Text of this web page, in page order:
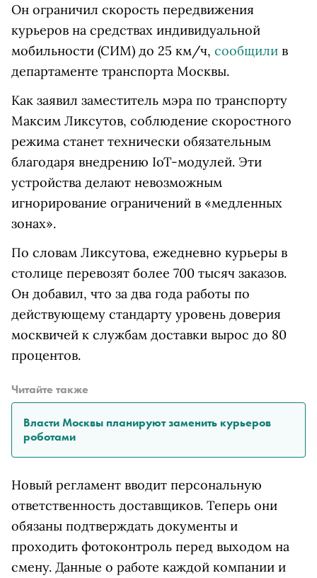
Он ограничил скорость передвижения
курьеров на средствах индивидуальной
мобильности (СИМ) до 25 км/ч, сообщили в
департаменте транспорта Москвы.
Как заявил заместитель мэра по транспорту
Максим Ликсутов, соблюдение скоростного
режима станет технически обязательным
благодаря внедрению IoT-модулей. Эти
устройства делают невозможным
игнорирование ограничений в «медленных
зонах».
По словам Ликсутова, ежедневно курьеры в
столице перевозят более 700 тысяч заказов.
Он добавил, что за два года работы по
действующему стандарту уровень доверия
москвичей к службам доставки вырос до 80
процентов.
Читайте также
Власти Москвы планируют заменить курьеров
роботами
Новый регламент вводит персональную
ответственность доставщиков. Теперь они
обязаны подтверждать документы и
проходить фотоконтроль перед выходом на
смену. Данные о работе каждой компании и